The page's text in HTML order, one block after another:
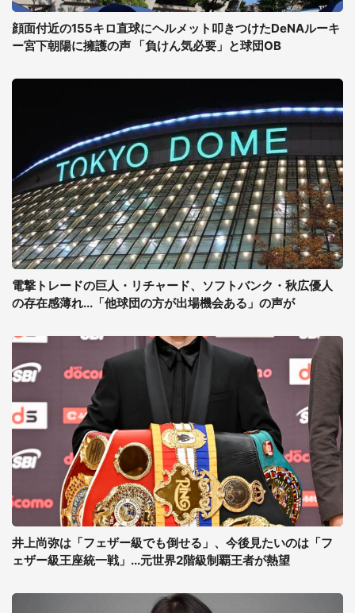
顔面付近の155キロ直球にヘルメット叩きつけたDeNAルーキ
ー宮下朝陽に擁護の声 「負けん気必要」と球団OB
電撃トレードの巨人・リチャード、ソフトバンク・秋広優人
の存在感薄れ...「他球団の方が出場機会ある」の声が
井上尚弥は「フェザー級でも倒せる」、今後見たいのは「フ
ェザー級王座統一戦」...元世界2階級制覇王者が熱望